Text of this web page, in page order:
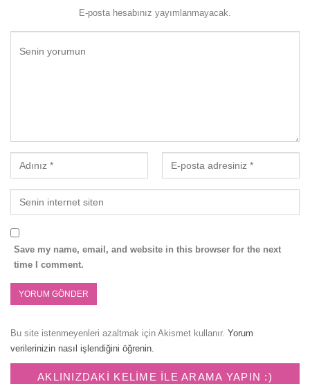
E-posta hesabınız yayımlanmayacak.
Save my name, email, and website in this browser for the next
time I comment.
Bu site istenmeyenleri azaltmak için Akismet kullanır. Yorum
verilerinizin nasıl işlendiğini öğrenin.
AKLINIZDAKI KELIME ILE ARAMA YAPIN :)